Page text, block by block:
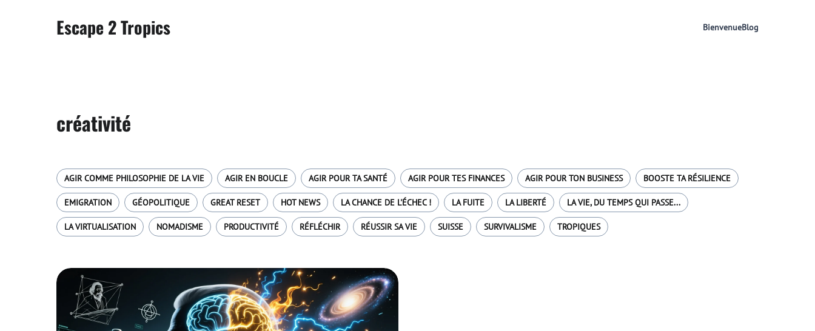
Escape 2 Tropics BienvenueBlog
créativité
AGIR COMME PHILOSOPHIE DE LA VIE AGIR EN BOUCLE AGIR POUR TA SANTÉ AGIR POUR TES FINANCES AGIR POUR TON BUSINESS BOOSTE TA RÉSILIENCE
EMIGRATION GÉOPOLITIQUE GREAT RESET HOT NEWS LA CHANCE DE L'ÉCHEC ! LA FUITE LA LIBERTÉ LA VIE, DU TEMPS QUI PASSE...
LA VIRTUALISATION NOMADISME PRODUCTIVITÉ RÉFLÉCHIR RÉUSSIR SA VIE SUISSE SURVIVALISME TROPIQUES